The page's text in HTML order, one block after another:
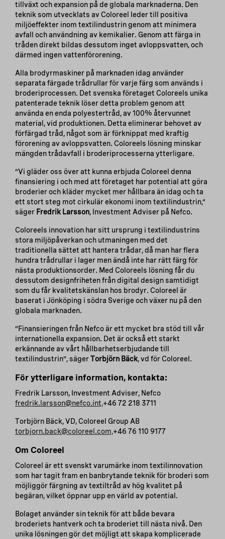
tillväxt och expansion på de globala marknaderna. Den
teknik som utvecklats av Coloreel leder till positiva
miljöeffekter inom textilindustrin genom att minimera
avfall och användning av kemikalier. Genom att färga in
tråden direkt bildas dessutom inget avloppsvatten, och
därmed ingen vattenförorening.
Alla brodyrmaskiner på marknaden idag använder
separata färgade trådrullar för varje färg som används i
broderiprocessen. Det svenska företaget Coloreels unika
patenterade teknik löser detta problem genom att
använda en enda polyestertråd, av 100% återvunnet
material, vid produktionen. Detta eliminerar behovet av
förfärgad tråd, något som är förknippat med kraftig
förorening av avloppsvatten. Coloreels lösning minskar
mängden trådavfall i broderiprocesserna ytterligare.
”Vi gläder oss över att kunna erbjuda Coloreel denna
finansiering i och med att företaget har potential att göra
broderier och kläder mycket mer hållbara än idag och ta
ett stort steg mot cirkulär ekonomi inom textilindustrin,”
säger Fredrik Larsson, Investment Adviser på Nefco.
Coloreels innovation har sitt ursprung i textilindustrins
stora miljöpåverkan och utmaningen med det
traditionella sättet att hantera trådar, då man har flera
hundra trådrullar i lager men ändå inte har rätt färg för
nästa produktionsorder. Med Coloreels lösning får du
dessutom designfriheten från digital design samtidigt
som du får kvalitetskänslan hos brodyr. Coloreel är
baserat i Jönköping i södra Sverige och växer nu på den
globala marknaden.
”Finansieringen från Nefco är ett mycket bra stöd till vår
internationella expansion. Det är också ett starkt
erkännande av vårt hållbarhetserbjudande till
textilindustrin”, sägerTorbjörn Bäck, vd för Coloreel.
För ytterligare information, kontakta:
Fredrik Larsson, Investment Adviser, Nefco
fredrik.larsson@nefco.int,+46 72 218 3711
Torbjörn Bäck, VD, Coloreel Group AB
torbjorn.back@coloreel.com,+46 76 110 9177
Om Coloreel
Coloreel är ett svenskt varumärke inom textilinnovation
som har tagit fram en banbrytande teknik för broderi som
möjliggör färgning av textiltråd av hög kvalitet på
begäran, vilket öppnar upp en värld av potential.
Bolaget använder sin teknik för att både bevara
broderiets hantverk och ta broderiet till nästa nivå. Den
unika lösningen gör det möjligt att skapa komplicerade